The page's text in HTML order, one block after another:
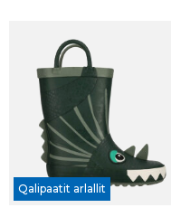
Qalipaatit arlallit